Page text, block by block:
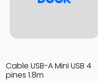
Cable USB-A Mini USB 4
pines 1.8m